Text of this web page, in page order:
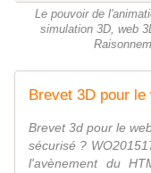
Le pouvoir de
simulation 3D, web
Brevet 3d pour le
sécurisé ?
l'avènement du